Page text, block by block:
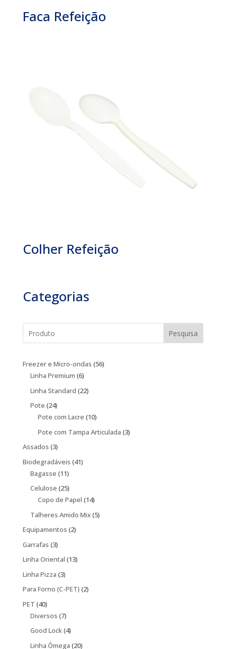
Faca Refeição
Colher Refeição
Categorias
Pesquisa
Freezer e Micro-ondas 5656
Linha Premium 66
produtos
Linha Standard 2222
Pote 2424
produtos
Pote com Lacre 1010
produtos
Pote com Tampa Articulada 33
Assados 33
produtos
Biodegradáveis 4141
Bagasse 1111
produtos
Celulose 2525
produtos
Copo de Papel 1414
produtos
Talheres Amido Mix 55
Equipamentos 22
Garrafas 33
produtos
Linha Oriental 1313
Linha Pizza 33
produtos
Para Forno (C-PET) 22
PET 4040
produtos
Diversos 77
produtos
Good Lock 44
produtos
Linha Ômega 2020